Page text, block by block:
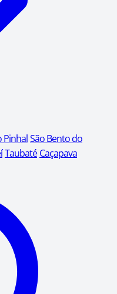
PinhalSão Bento do
Taubaté Caçapava